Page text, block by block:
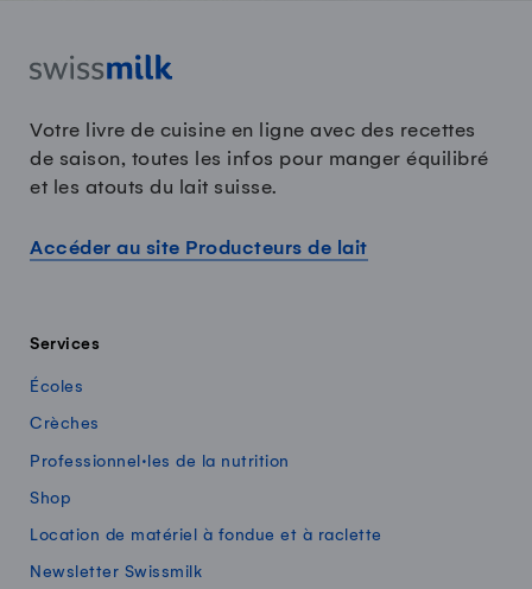
Votre livre de cuisine en ligne avec des recettes
de saison, toutes les infos pour manger équilibré
et les atouts du lait suisse.
Accéder au site Producteurs de lait
Services
Écoles
Crèches
Professionnel·les de la nutrition
Shop
Location de matériel à fondue et à raclette
Newsletter Swissmilk